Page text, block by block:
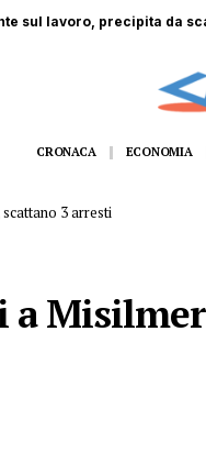
e non solo”: dall’11 al 14
CRONACA ECONOMIA
3 arresti